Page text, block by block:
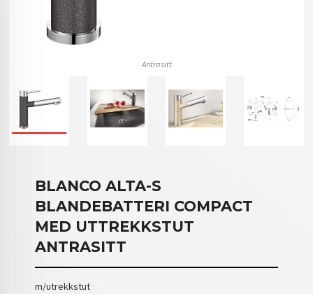
Antrasitt
BLANCO ALTA-S
BLANDEBATTERI COMPACT
MED UTTREKKSTUT
ANTRASITT
m/utrekkstut